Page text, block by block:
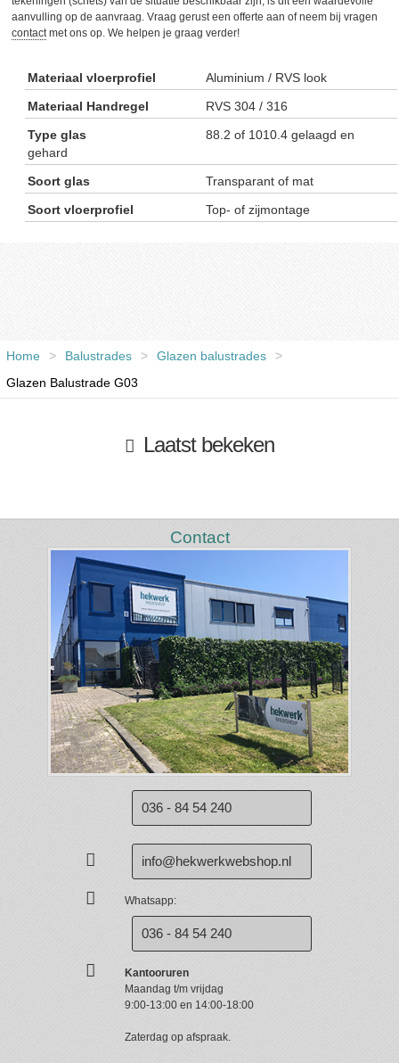
aanvulling op de aanvraag. Vraag gerust een offerte aan of neem bij vragen
contactmet ons op. We helpen je graag verder!
Materiaal vloerprofiel
Aluminium / RVS look
Materiaal Handregel
RVS 304 / 316
Type glas
88.2 of 1010.4 gelaagd en
gehard
Soort glas
Transparant of mat
Soort vloerprofiel
Top- of zijmontage
Home > Balustrades > Glazen balustrades
>
Glazen Balustrade G03
Laatst bekeken
Contact
036 - 84 54 240
info@hekwerkwebshop.nl
Whatsapp:
036 - 84 54 240
Kantooruren
Maandag t/m vrijdag
9:00-13:00 en 14:00-18:00
Zaterdag op afspraak.